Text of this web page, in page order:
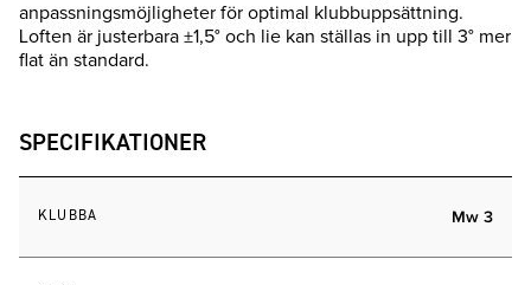
anpassningsmöjligheter för optimal klubbuppsättning.
Loften är justerbara ±1,5° och lie kan ställas in upp till 3° mer
flat än standard.
SPECIFIKATIONER
KLUBBA Mw 3